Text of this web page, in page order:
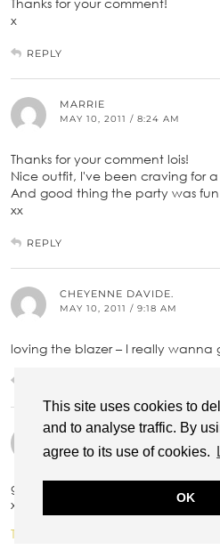
This site uses cookies to
and to analyse traffic. By
agree to its use of cookies.
OK
Thanks for your comment!
x
REPLY
MARRIE
MAY 10, 2011 / 8:24 AM
Thanks for your comment lois!
Nice outfit, I've been craving for
And good thing the party was fun
xx
REPLY
CHEYENNE DAVIDE.
MAY 10, 2011 / 9:18 AM
loving the blazer – I really wanna
FABIÉNNE
MAY 10, 2011 / 12:45 PM
great photos! thanks for the
xxo
THATGIRLKIP